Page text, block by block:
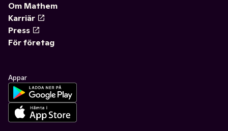
Om Mathem
Karriär
Press
För företag
Appar